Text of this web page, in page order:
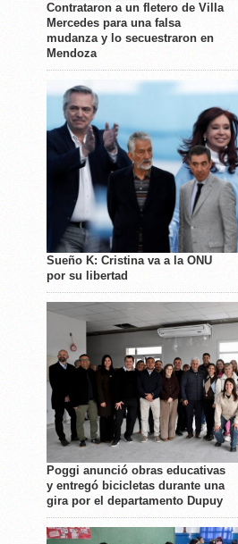
Contrataron a un fletero de Villa
Mercedes para una falsa
mudanza y lo secuestraron en
Mendoza
Sueño K: Cristina va a la ONU
por su libertad
Poggi anunció obras educativas
y entregó bicicletas durante una
gira por el departamento Dupuy